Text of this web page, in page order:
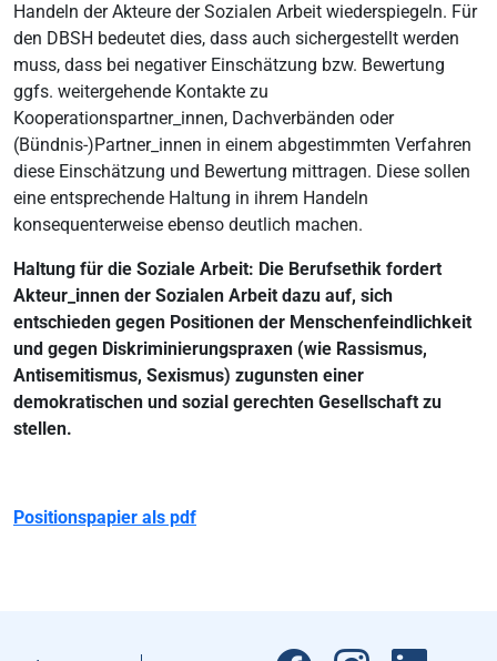
Handeln der Akteure der Sozialen Arbeit wiederspiegeln. Für
den DBSH bedeutet dies, dass auch sichergestellt werden
muss, dass bei negativer Einschätzung bzw. Bewertung
ggfs. weitergehende Kontakte zu
Kooperationspartner_innen, Dachverbänden oder
(Bündnis-)Partner_innen in einem abgestimmten Verfahren
diese Einschätzung und Bewertung mittragen. Diese sollen
eine entsprechende Haltung in ihrem Handeln
konsequenterweise ebenso deutlich machen.
Haltung für die Soziale Arbeit: Die Berufsethik fordert
Akteur_innen der Sozialen Arbeit dazu auf, sich
entschieden gegen Positionen der Menschenfeindlichkeit
und gegen Diskriminierungspraxen (wie Rassismus,
Antisemitismus, Sexismus) zugunsten einer
demokratischen und sozial gerechten Gesellschaft zu
stellen.
Positionspapier als pdf